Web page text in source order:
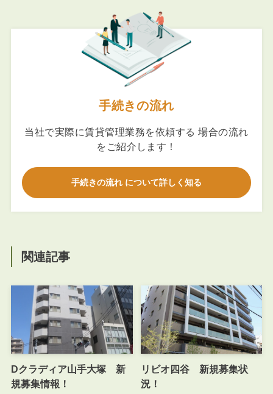
手続きの流れ
当社で実際に賃貸管理業務を依頼する 場合の流れ
をご紹介します！
手続きの流れ について詳しく知る
関連記事
Dクラディア山手大塚 新
規募集情報！
リビオ四谷 新規募集状
況！